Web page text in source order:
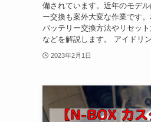
備されています。近年のモデル
ー交換も案外大変な作業です。
バッテリー交換方法やリセッ
などを解説します。 アイドリ
2023年2月1日